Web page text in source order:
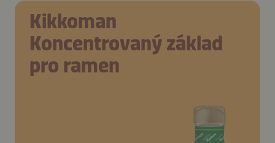
Kikkoman
Koncentrovaný základ
pro ramen